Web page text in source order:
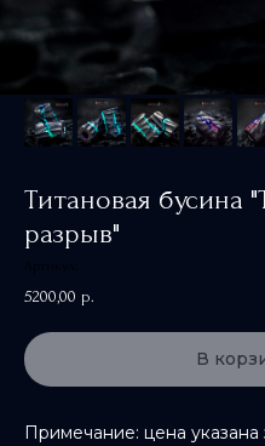
Титановая бусина
разрыв"
5200,00 р.
В
Примечание: цена указана